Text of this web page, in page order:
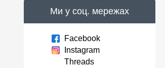
Ми у соц. мережах
Facebook
Instagram
Threads